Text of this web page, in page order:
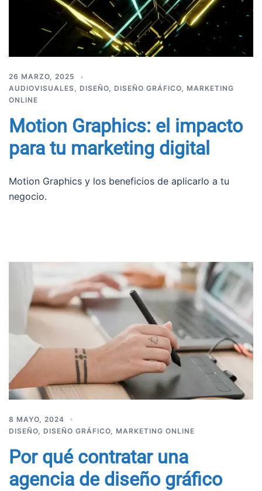
26 MARZO, 2025
AUDIOVISUALES, DISEÑO, DISEÑO GRÁFICO, MARKETING
ONLINE
Motion Graphics: el impacto
para tu marketing digital
Motion Graphics y los beneficios de aplicarlo a tu
negocio.
8 MAYO, 2024
DISEÑO
DISEÑO GRÁFICO MARKETING ONLINE
Por qué contratar una
agencia de diseño gráfico